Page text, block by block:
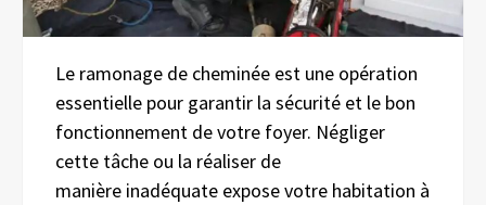
Le ramonage de cheminée est une opération
essentielle pour garantir la sécurité et le bon
fonctionnement de votre foyer. Négliger
cette tâche ou la réaliser de
manière inadéquate expose votre habitation à